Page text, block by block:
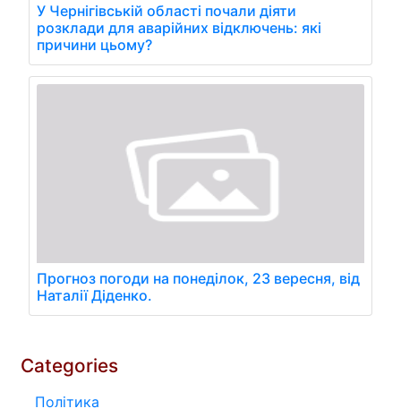
У Чернігівській області почали діяти
розклади для аварійних відключень: які
причини цьому?
Прогноз погоди на понеділок, 23 вересня, від
Наталії Діденко.
Categories
Політика